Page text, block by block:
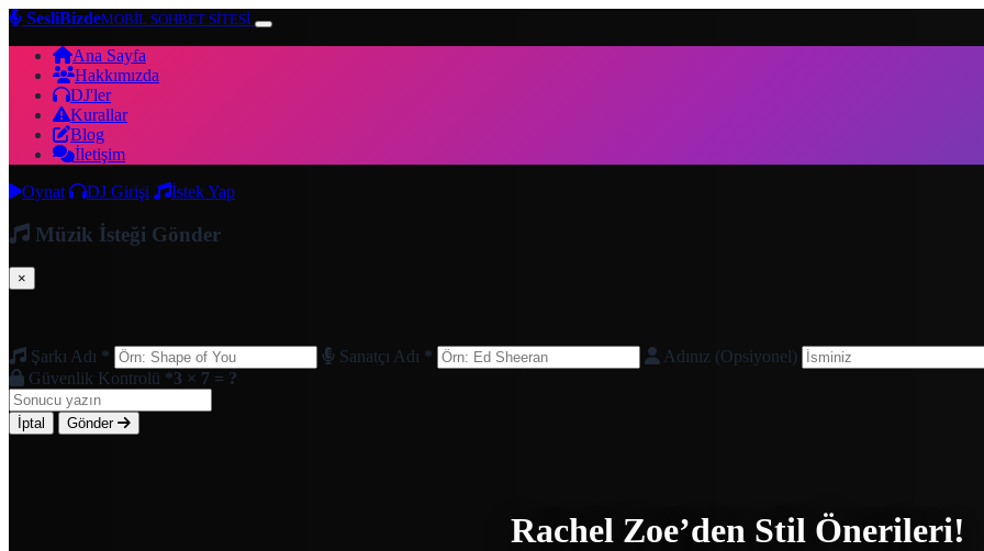
SesliBizdeMOBİL SOHBET SİTESİ
Ana Sayfa
Hakkımızda
DJ'ler
Kurallar
Blog
İletişim
Oynat
DJ Girişi İstek Yap
Müzik İsteği Gönder
×
Şarkı Adı * Sanatçı Adı * Adınız (Opsiyonel)
Güvenlik Kontrolü *3 × 7 = ?
İptal Gönder
Rachel Zoe’den Stil Önerileri!